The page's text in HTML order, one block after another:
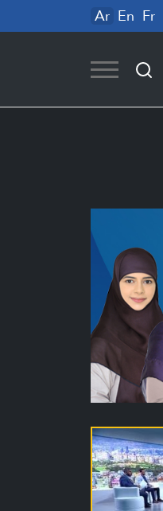
Ar En Fr